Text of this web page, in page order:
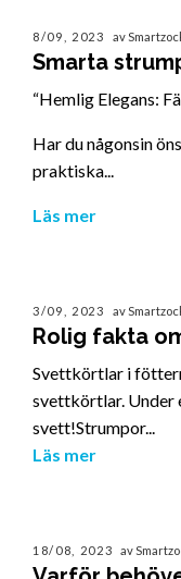
8/09, 2023 av
Smarta
“Hemlig Elegans:
Har du någonsin
praktiska...
Läs mer
3/09, 2023 av
Rolig fakta
Svettkörtlar i
svettkörtlar. Under
svett!Strumpor...
Läs mer
18/08, 2023 av